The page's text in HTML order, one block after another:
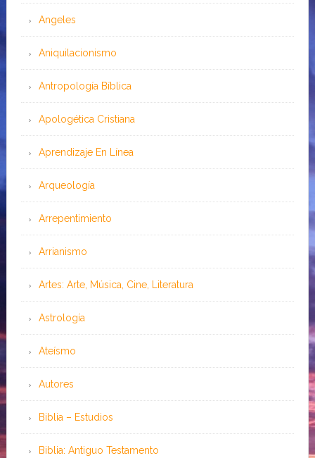
Angeles
Aniquilacionismo
Antropología Bíblica
Apologética Cristiana
Aprendizaje En Línea
Arqueología
Arrepentimiento
Arrianismo
Artes: Arte, Música, Cine, Literatura
Astrología
Ateísmo
Autores
Biblia – Estudios
Biblia: Antiguo Testamento